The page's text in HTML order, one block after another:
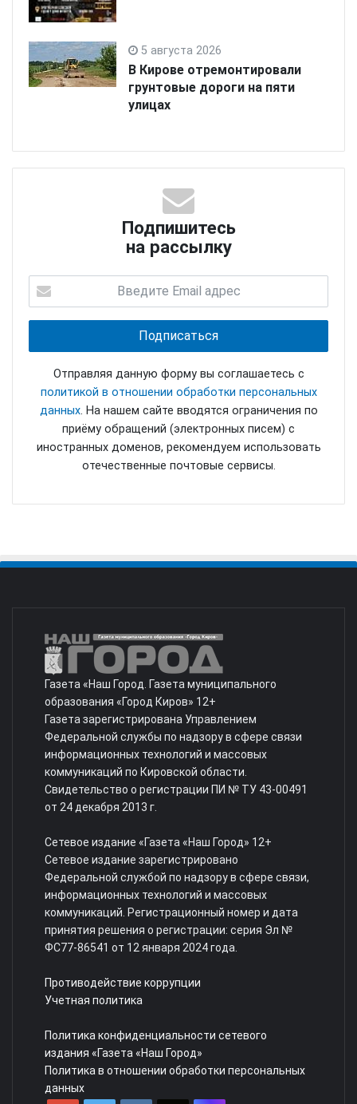
5 августа 2026
В Кирове отремонтировали
грунтовые дороги на пяти
улицах
Подпишитесь
на рассылку
Отправляя данную форму вы соглашаетесь с
политикой в отношении обработки персональных
данных. На нашем сайте вводятся ограничения по
приёму обращений (электронных писем) с
иностранных доменов, рекомендуем использовать
отечественные почтовые сервисы.
Газета «Наш Город. Газета муниципального
образования «Город Киров» 12+
Газета зарегистрирована Управлением
Федеральной службы по надзору в сфере связи
информационных технологий и массовых
коммуникаций по Кировской области.
Свидетельство о регистрации ПИ № ТУ 43-00491
от 24 декабря 2013 г.
Сетевое издание «Газета «Наш Город» 12+
Сетевое издание зарегистрировано
Федеральной службой по надзору в сфере связи,
информационных технологий и массовых
коммуникаций. Регистрационный номер и дата
принятия решения о регистрации: серия Эл №
ФС77-86541 от 12 января 2024 года.
Противодействие коррупции
Учетная политика
Политика конфиденциальности сетевого
издания «Газета «Наш Город»
Политика в отношении обработки персональных
данных